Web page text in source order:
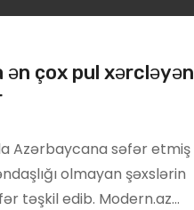
çox pul xərcləyən
Azərbaycana səfər etmiş
olmayan şəxslərin
təşkil edib. Modern.az…